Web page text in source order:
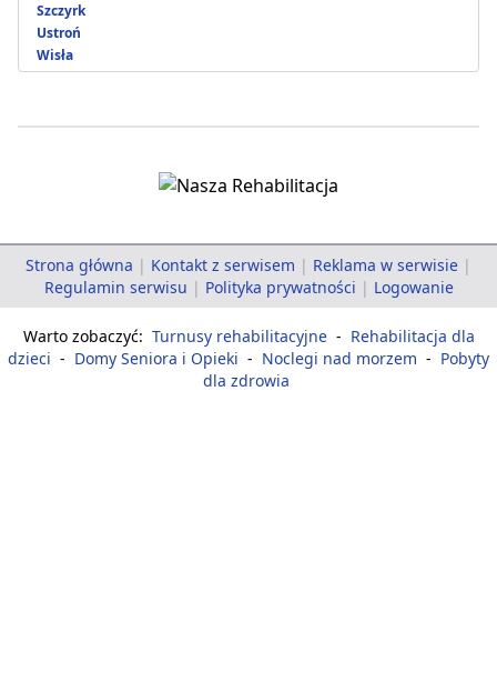
Szczyrk
Ustroń
Wisła
Strona główna | Kontakt z serwisem | Reklama w serwisie |
Regulamin serwisu | Polityka prywatności | Logowanie
Warto zobaczyć: Turnusy rehabilitacyjne - Rehabilitacja dla
dzieci - Domy Seniora i Opieki - Noclegi nad morzem - Pobyty
dla zdrowia